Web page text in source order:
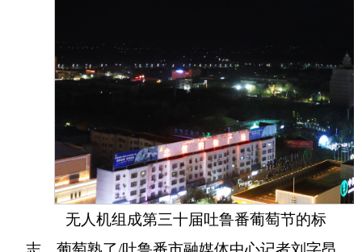
无人机组成第三十届吐鲁番葡萄节的标